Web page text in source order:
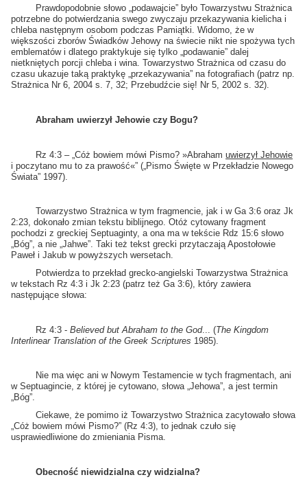
Prawdopodobnie słowo „podawajcie” było Towarzystwu Strażnica
potrzebne do potwierdzania swego zwyczaju przekazywania kielicha i
chleba następnym osobom podczas Pamiątki. Widomo, że w
większości zborów Świadków Jehowy na świecie nikt nie spożywa tych
emblematów i dlatego praktykuje się tylko „podawanie” dalej
nietkniętych porcji chleba i wina. Towarzystwo Strażnica od czasu do
czasu ukazuje taką praktykę „przekazywania” na fotografiach (patrz np.
Strażnica Nr 6, 2004 s. 7, 32; Przebudźcie się! Nr 5, 2002 s. 32).
Abraham uwierzył Jehowie czy Bogu?
Rz 4:3 – „Cóż bowiem mówi Pismo? »Abrahamuwierzył Jehowie
i poczytano mu to za prawość«” („Pismo Święte w Przekładzie Nowego
Świata” 1997).
Towarzystwo Strażnica w tym fragmencie, jak i w Ga 3:6 oraz Jk
2:23, dokonało zmian tekstu biblijnego. Otóż cytowany fragment
pochodzi z greckiej Septuaginty, a ona ma w tekście Rdz 15:6 słowo
„Bóg”, a nie „Jahwe”. Taki też tekst grecki przytaczają Apostołowie
Paweł i Jakub w powyższych wersetach.
Potwierdza to przekład grecko-angielski Towarzystwa Strażnica
w tekstach Rz 4:3 i Jk 2:23 (patrz też Ga 3:6), który zawiera
następujące słowa:
Rz 4:3 -Believed but Abraham to the God... (The Kingdom
Interlinear Translation of the Greek Scriptures 1985).
Nie ma więc ani w Nowym Testamencie w tych fragmentach, ani
w Septuagincie, z której je cytowano, słowa „Jehowa”, a jest termin
„Bóg”.
Ciekawe, że pomimo iż Towarzystwo Strażnica zacytowało słowa
„Cóż bowiem mówi Pismo?” (Rz 4:3), to jednak czuło się
usprawiedliwione do zmieniania Pisma.
Obecność niewidzialna czy widzialna?